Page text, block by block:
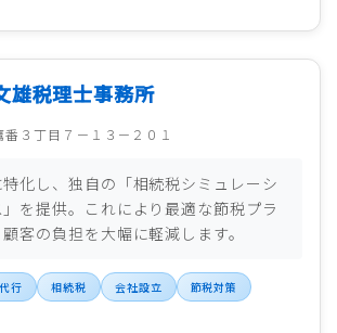
雄税理士事務所
３丁目７－１３－２０１
化し、独自の「相続税シミュレーシ
を提供。これにより最適な節税プラ
客の負担を大幅に軽減します。
行 相続税 会社設立 節税対策